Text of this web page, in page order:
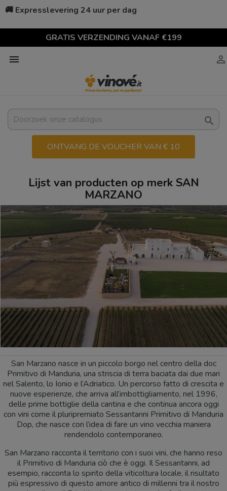
🚚 Expresslevering 24 uur per dag
GRATIS VERZENDING VANAF €199
 

ONTVANG DE VOUCHER VAN € 10
Lijst van producten op merk SAN
MARZANO
San Marzano nasce in un piccolo borgo nel centro della doc
Primitivo di Manduria, una striscia di terra baciata dai due mari
nel Salento, lo Ionio e l’Adriatico. Un percorso fatto di crescita e
nuove esperienze, che arriva all’imbottigliamento, nel 1996,
delle prime bottiglie della cantina e che continua ancora oggi
con vini come il pluripremiato Sessantanni Primitivo di Manduria
Dop, che nasce con l’idea di fare un vino vecchia maniera
rendendolo contemporaneo.
San Marzano racconta il territorio con i suoi vini, che hanno reso
il Primitivo di Manduria ciò che è oggi. Il Sessantanni, ad
esempio, racconta lo spirito della viticoltura locale, il risultato
più espressivo di questo amore antico di millenni tra il nostro